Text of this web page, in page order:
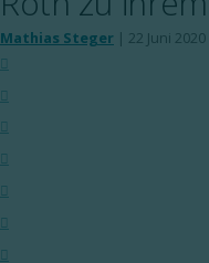
Mathias Steger | 22 Juni 2020